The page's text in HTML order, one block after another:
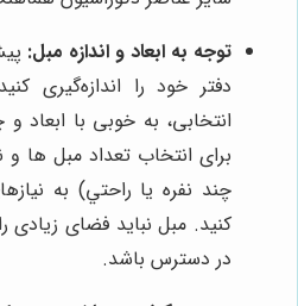
توجه به ابعاد و اندازه مبل:
دفتر خود را اندازه‌گیری
انتخابی، به خوبی با ابعاد
برای انتخاب تعداد مبل ها
چند نفره یا راحتي) به
کنید. مبل نباید فضای زیادی
در دسترس باشد.